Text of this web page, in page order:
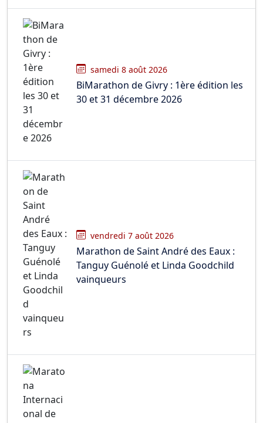
samedi 8 août 2026
BiMarathon de Givry : 1ère édition les
30 et 31 décembre 2026
vendredi 7 août 2026
Marathon de Saint André des Eaux :
Tanguy Guénolé et Linda Goodchild
vainqueurs